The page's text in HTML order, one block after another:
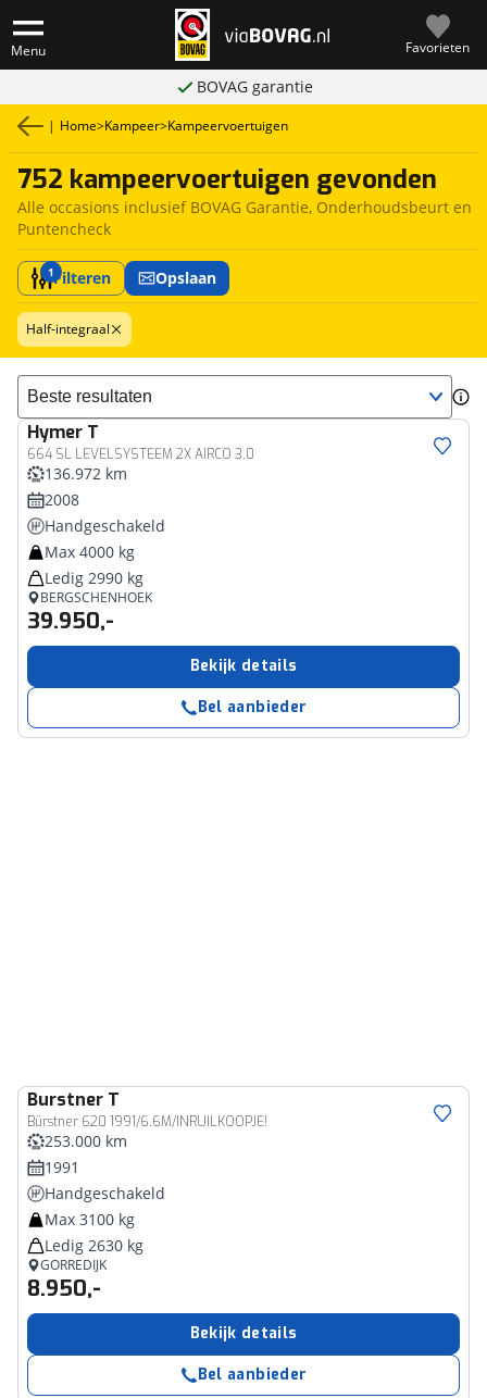
Menu Favorieten
BOVAG garantie
| Home>Kampeer>Kampeervoertuigen
752 kampeervoertuigen gevonden
Alle occasions inclusief BOVAG Garantie, Onderhoudsbeurt en
Puntencheck
1Filteren Opslaan
Half-integraal
Sorteer resultaten
Hymer T
664 SL LEVELSYSTEEM 2X AIRCO 3.0
136.972 km
2008
Handgeschakeld
Max 4000 kg
Ledig 2990 kg
BERGSCHENHOEK
39.950,-
Bekijk details
Bel aanbieder
Burstner T
Bürstner 620 1991/6.6M/INRUILKOOPJE!
253.000 km
1991
Handgeschakeld
Max 3100 kg
Ledig 2630 kg
GORREDIJK
8.950,-
Bekijk details
Bel aanbieder